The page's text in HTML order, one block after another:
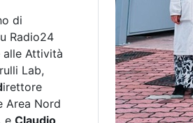
di
Radio24
alle Attività
Lab,
irettore
Area Nord